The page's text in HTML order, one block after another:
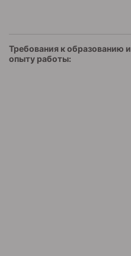
Требования к образованию и
опыту работы: